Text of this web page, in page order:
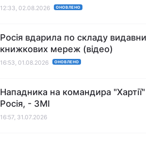
12:33, 02.08.2026 ОНОВЛЕНО
Росія вдарила по складу
книжкових мереж (відео)
16:53, 01.08.2026 ОНОВЛЕНО
Нападника на командира
Росія, - ЗМІ
16:57, 31.07.2026